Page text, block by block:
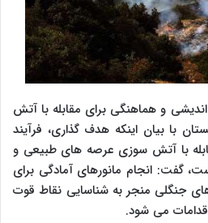
و هماهنگی برای مقابله با آتش
با بیان اینکه هدف گذاری، فرآیند
با آتش سوزی عرصه های طبیعی و
گفت: انجام مانورهای آمادگی برای
جنگلی منجر به شناسایی نقاط قوت
می شود.